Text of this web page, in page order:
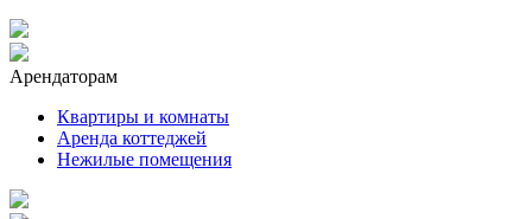
Арендаторам
Квартиры и комнаты
Аренда коттеджей
Нежилые помещения